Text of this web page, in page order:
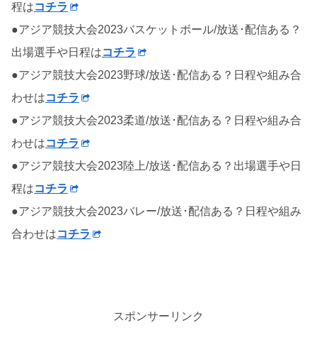
程はコチラ
●アジア競技大会2023バスケットボール/放送･配信ある？
出場選手や日程はコチラ
●アジア競技大会2023野球/放送･配信ある？日程や組み合
わせはコチラ
●アジア競技大会2023柔道/放送･配信ある？日程や組み合
わせはコチラ
●アジア競技大会2023陸上/放送･配信ある？出場選手や日
程はコチラ
●アジア競技大会2023バレー/放送･配信ある？日程や組み
合わせはコチラ
スポンサーリンク